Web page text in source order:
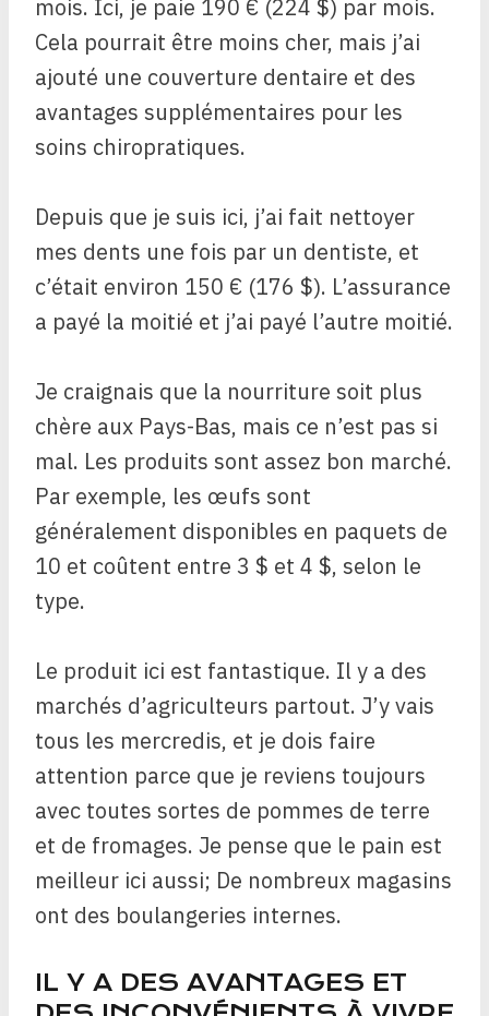
mois. Ici, je paie 190 € (224 $) par mois.
Cela pourrait être moins cher, mais j’ai
ajouté une couverture dentaire et des
avantages supplémentaires pour les
soins chiropratiques.
Depuis que je suis ici, j’ai fait nettoyer
mes dents une fois par un dentiste, et
c’était environ 150 € (176 $). L’assurance
a payé la moitié et j’ai payé l’autre moitié.
Je craignais que la nourriture soit plus
chère aux Pays-Bas, mais ce n’est pas si
mal. Les produits sont assez bon marché.
Par exemple, les œufs sont
généralement disponibles en paquets de
10 et coûtent entre 3 $ et 4 $, selon le
type.
Le produit ici est fantastique. Il y a des
marchés d’agriculteurs partout. J’y vais
tous les mercredis, et je dois faire
attention parce que je reviens toujours
avec toutes sortes de pommes de terre
et de fromages. Je pense que le pain est
meilleur ici aussi; De nombreux magasins
ont des boulangeries internes.
IL Y A DES AVANTAGES ET